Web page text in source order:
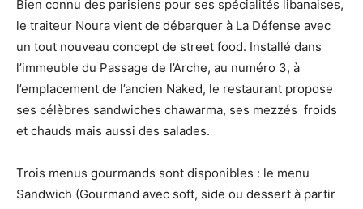
Bien connu des parisiens pour ses spécialités libanaises,
le traiteur Noura vient de débarquer à La Défense avec
un tout nouveau concept de street food. Installé dans
l’immeuble du Passage de l’Arche, au numéro 3, à
l’emplacement de l’ancien Naked, le restaurant propose
ses célèbres sandwiches chawarma, ses mezzés froids
et chauds mais aussi des salades.
Trois menus gourmands sont disponibles : le menu
Sandwich (Gourmand avec soft, side ou dessert à partir